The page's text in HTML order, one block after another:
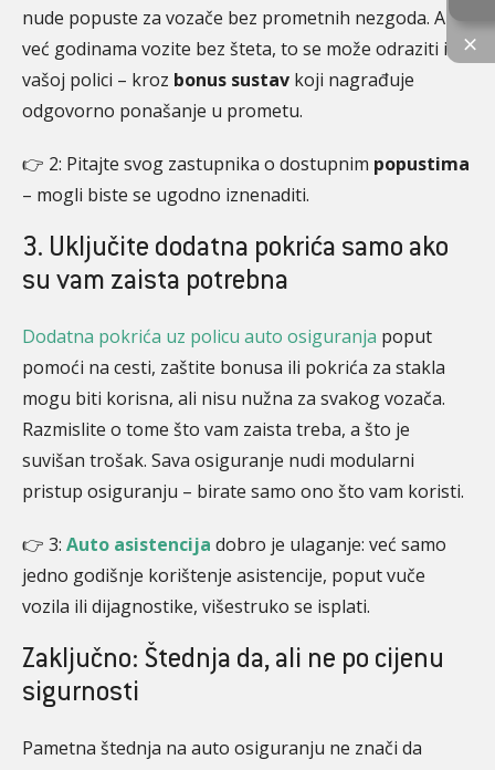
nude popuste za vozače bez prometnih nezgoda. Ako
već godinama vozite bez šteta, to se može odraziti i na
vašoj polici – kroz bonus sustav koji nagrađuje
odgovorno ponašanje u prometu.
👉 2: Pitajte svog zastupnika o dostupnim popustima
– mogli biste se ugodno iznenaditi.
3. Uključite dodatna pokrića samo ako
su vam zaista potrebna
Dodatna pokrića uz policu auto osiguranja poput
pomoći na cesti, zaštite bonusa ili pokrića za stakla
mogu biti korisna, ali nisu nužna za svakog vozača.
Razmislite o tome što vam zaista treba, a što je
suvišan trošak. Sava osiguranje nudi modularni
pristup osiguranju – birate samo ono što vam koristi.
👉 3: Auto asistencija dobro je ulaganje: već samo
jedno godišnje korištenje asistencije, poput vuče
vozila ili dijagnostike, višestruko se isplati.
Zaključno: Štednja da, ali ne po cijenu
sigurnosti
Pametna štednja na auto osiguranju ne znači da
×